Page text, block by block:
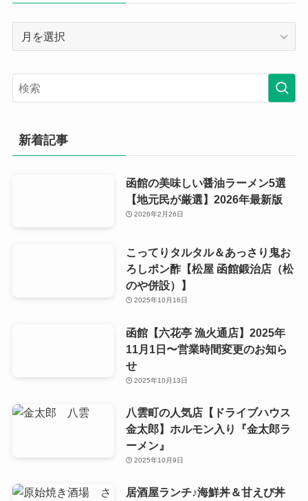
ー
カ
ブ
新着記事
函館の美味しい醤油ラーメン5選
【地元民が厳選】2026年最新版
2026年2月26日
こってりタルタル＆あっさり鬼お
ろしポン酢【松屋 函館鍛治店（松
のや併設）】
2025年10月16日
函館【六花亭 漁火通店】2025年
11月1日〜営業時間変更のお知ら
せ
2025年10月13日
八雲町の人気店【ドライブハウス
金太郎】ホルモン入り『金太郎ラ
ーメン』
2025年10月9日
居酒屋ランチ♪海鮮丼＆甘えび丼